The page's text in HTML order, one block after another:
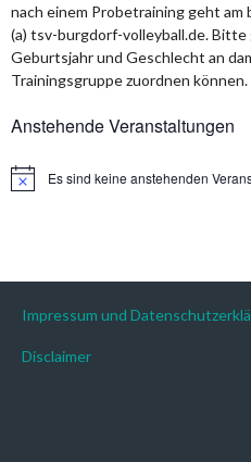
nach einem Probetraining geht
(a) tsv-burgdorf-volleyball.de. Bitte
Geburtsjahr und Geschlecht an
Trainingsgruppe zuordnen können.
Anstehende Veranstaltungen
HinweisEs sind keine anstehenden
Impressum und
Disclaimer